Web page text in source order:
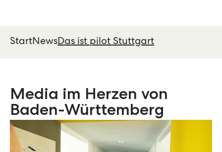
StartNewsDas ist pilot Stuttgart
Media im Herzen von
Baden-Württemberg